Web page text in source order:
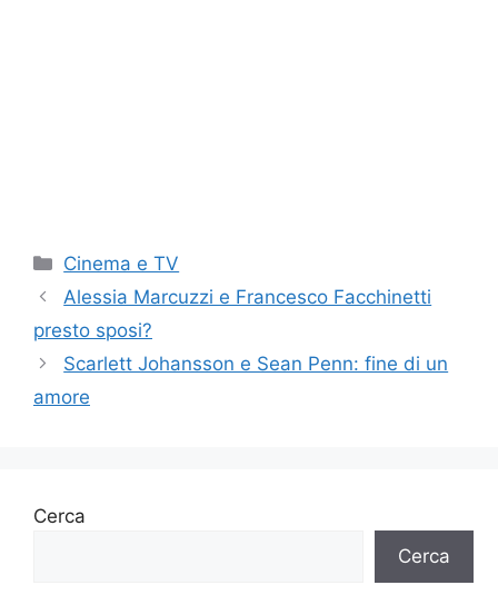
Categorie
Cinema e TV
Alessia Marcuzzi e Francesco Facchinetti
presto sposi?
Scarlett Johansson e Sean Penn: fine di un
amore
Cerca
Cerca